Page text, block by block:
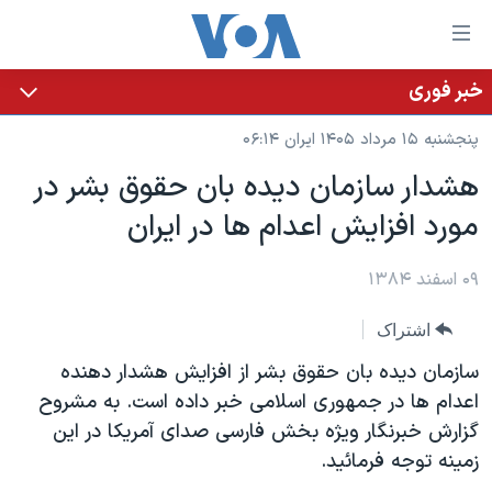
لینکهای
قابل
دسترسی
جهش
محتوای
اصلی
جهش
به
اصلی
جهش
به
جستجو
خانه
نسخه سبک وب‌سایت
موضوع ها
ایران
آمریکا
گزیده‌ها
ویژه برنامه‌ها
ویدیوها
برنامه های تلویزیونی
جدول برنامه ها
صفحه‌های ویژه
عملیات خشم حماسی
۲۵۰سالگی آمریکا
بایگانی برنامه‌های تلویزیونی
پخش رادیویی
یادگیری زبان انگلیسی
خبر فوری
پنجشنبه ۱۵ مرداد ۱۴۰۵ ایران ۰۶:۱۴
هشدار سازمان ديده بان حقوق بشر در
مورد افزايش اعدام ها در ايران
۰۹ اسفند ۱۳۸۴
اشتراک
سازمان ديده بان حقوق بشر از افزايش هشدار دهنده
اعدام ها در جمهوری اسلامی خبر داده است. به مشروح
گزارش خبرنگار ويژه بخش فارسی صدای آمريکا در اين
زمينه توجه فرمائيد.